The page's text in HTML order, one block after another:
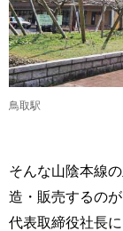
鳥取駅
そんな山陰本線
造・販売するの
代表取締役社長